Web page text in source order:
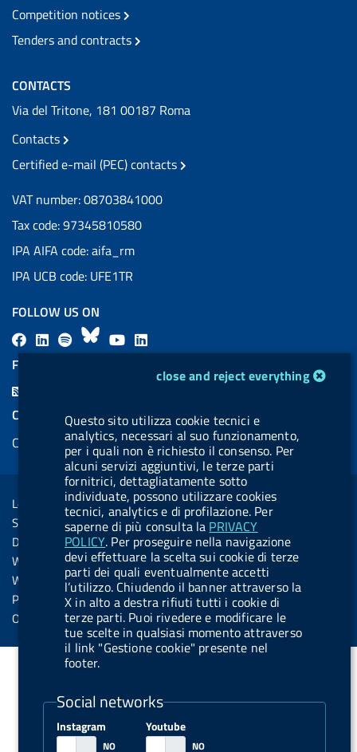
cookie management moduleclose and reject everything
Questo sito utilizza cookie tecnici e
analytics, necessari al suo funzionamento,
per i quali non è richiesto il consenso. Per
alcuni servizi aggiuntivi, le terze parti
fornitrici, dettagliatamente sotto
individuate, possono utilizzare cookies
tecnici, analytics e di profilazione. Per
saperne di più consulta la PRIVACY
POLICY. Per proseguire nella navigazione
devi effettuare la scelta sui cookie di terze
parti dei quali eventualmente accetti
l’utilizzo. Chiudendo il banner attraverso la
X in alto a destra rifiuti tutti i cookie di
terze parti. Puoi rivedere e modificare le
tue scelte in qualsiasi momento attraverso
il link "Gestione cookie" presente nel
footer.
Social networks
Instagram Youtube
Competition notices
Tenders and contracts
CONTACTS
Via del Tritone, 181 00187 Roma
Contacts
Certified e-mail (PEC) contacts
VAT number: 08703841000
Tax code: 97345810580
IPA AIFA code: aifa_rm
IPA UCB code: UFE1TR
FOLLOW US ON
F
a
L
i
a
l
.
b
u
t
t
o
n
.
s
p
o
i
f
B
l
s
k
y
Y
o
u
b
e
i
e
d
i
n
FEED RSS
COOKIES
Cookie management
Sezione Link Utili
Legal notice
Social Media Policy
Dichiarazione di accessibilità
Web accessibility
Website statistics
Privacy
Online services